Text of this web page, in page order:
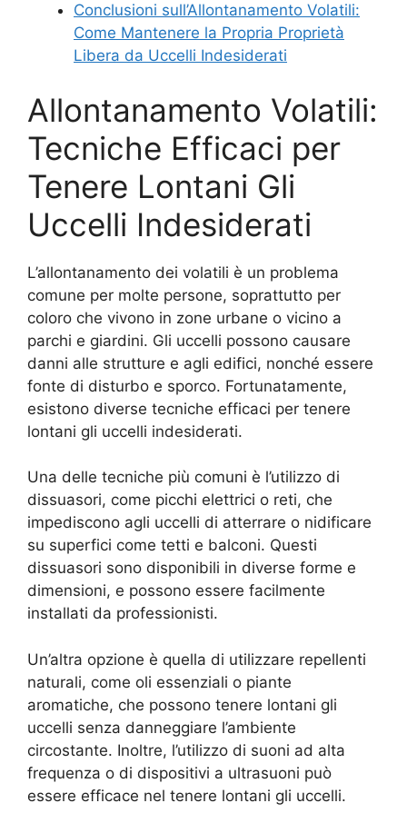
Conclusioni sull’Allontanamento Volatili:
Come Mantenere la Propria Proprietà
Libera da Uccelli Indesiderati
Allontanamento Volatili:
Tecniche Efficaci per
Tenere Lontani Gli
Uccelli Indesiderati
L’allontanamento dei volatili è un problema
comune per molte persone, soprattutto per
coloro che vivono in zone urbane o vicino a
parchi e giardini. Gli uccelli possono causare
danni alle strutture e agli edifici, nonché essere
fonte di disturbo e sporco. Fortunatamente,
esistono diverse tecniche efficaci per tenere
lontani gli uccelli indesiderati.
Una delle tecniche più comuni è l’utilizzo di
dissuasori, come picchi elettrici o reti, che
impediscono agli uccelli di atterrare o nidificare
su superfici come tetti e balconi. Questi
dissuasori sono disponibili in diverse forme e
dimensioni, e possono essere facilmente
installati da professionisti.
Un’altra opzione è quella di utilizzare repellenti
naturali, come oli essenziali o piante
aromatiche, che possono tenere lontani gli
uccelli senza danneggiare l’ambiente
circostante. Inoltre, l’utilizzo di suoni ad alta
frequenza o di dispositivi a ultrasuoni può
essere efficace nel tenere lontani gli uccelli.